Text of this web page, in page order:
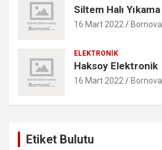
Siltem Halı Yıkama
16 Mart 2022 Bornova
ELEKTRONIK
Haksoy Elektronik
16 Mart 2022 Bornova
Etiket Bulutu